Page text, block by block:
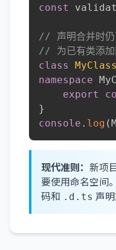
const
// 声明合并时仍
// 为已有类添加
class
MyClass
namespace
export
}
console . log (
现代准则： 新项
要使用命名空间
码和 .d.ts 声明